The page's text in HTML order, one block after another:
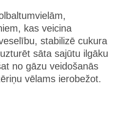
kas veicina
stabilizē cukura
sāta sajūtu ilgāku
no gāzu veidošanās
vēlams ierobežot​.